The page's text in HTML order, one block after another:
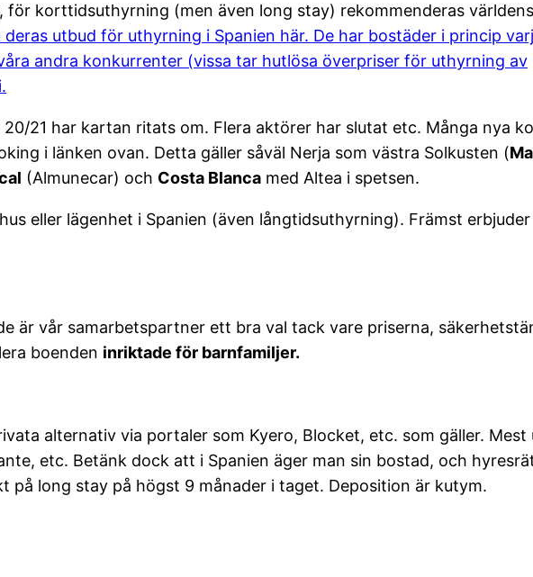
för korttidsuthyrning (men även long stay) rekommenderas världens
deras utbud för uthyrning i Spanien här. De har bostäder i princip
andra konkurrenter (vissa tar hutlösa överpriser för uthyrning av
20/21 har kartan ritats om. Flera aktörer har slutat etc. Många nya
i länken ovan. Detta gäller såväl Nerja som västra Solkusten (
(Almunecar) och Costa Blanca med Altea i spetsen.
eller lägenhet i Spanien (även långtidsuthyrning). Främst
är vår samarbetspartner ett bra val tack vare priserna,
boenden inriktade för barnfamiljer.
alternativ via portaler som Kyero, Blocket, etc. som gäller.
etc. Betänk dock att i Spanien äger man sin bostad, och
på long stay på högst 9 månader i taget. Deposition är kutym.